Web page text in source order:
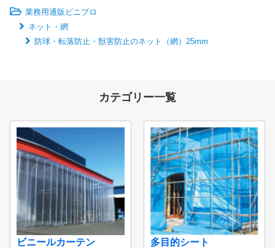
業務用通販ビニプロ
ネット・網
防球・転落防止・獣害防止のネット（網）25mm
カテゴリー一覧
ビニールカーテン 多目的シート